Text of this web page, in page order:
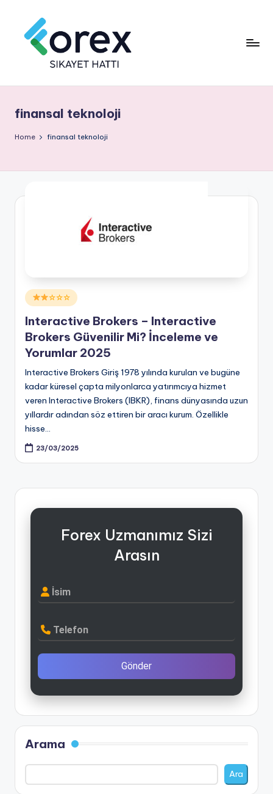
finansal teknoloji
Home finansal teknoloji
Posted
in
☆☆☆
Interactive Brokers – Interactive
Brokers Güvenilir Mi? İnceleme ve
Yorumlar 2025
Interactive Brokers Giriş 1978 yılında kurulan ve bugüne
kadar küresel çapta milyonlarca yatırımcıya hizmet
veren Interactive Brokers (IBKR), finans dünyasında uzun
yıllardır adından söz ettiren bir aracı kurum. Özellikle
hisse…
23/03/2025
Forex Uzmanımız Sizi
Arasın
İsim
Telefon
Gönder
Arama
Ara